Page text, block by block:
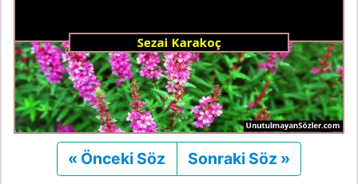
« Önceki Söz Önceki
Sonraki Söz »